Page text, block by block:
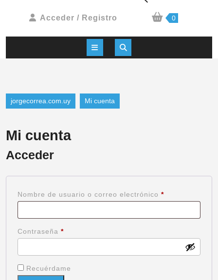
Acceder / Registro 0
jorgecorrea.com.uy Mi cuenta
Mi cuenta
Acceder
Nombre de usuario o correo electrónico *
Contraseña *
Recuérdame